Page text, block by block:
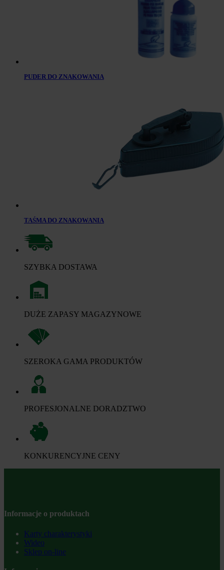
PUDER DO ZNAKOWANIA
TAŚMA DO ZNAKOWANIA
SZYBKA DOSTAWA
DUŻE ZAPASY MAGAZYNOWE
SZEROKA GAMA PRODUKTÓW
PROFESJONALNE DORADZTWO
KONKURENCYJNE CENY
Informacje o produktach
Karty charakterystyki
Wideo
Sklep on-line